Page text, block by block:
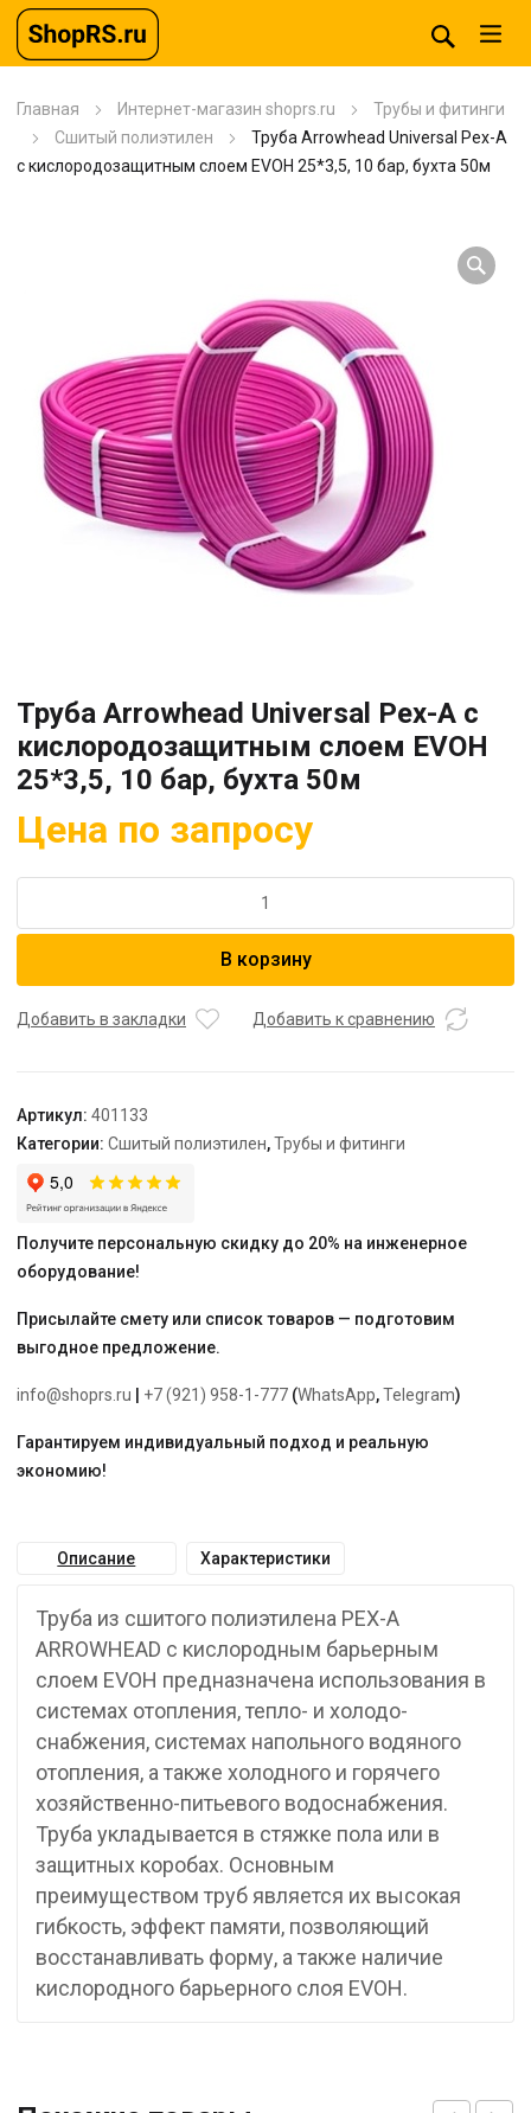
Главная Интернет-магазин shoprs.ru
Трубы и фитинги
Сшитый полиэтилен
Труба Arrowhead Universal Pex-A
с кислородозащитным слоем EVOH 25*3,5, 10 бар, бухта 50м
Труба Arrowhead Universal Pex-A с
кислородозащитным слоем EVOH
25*3,5, 10 бар, бухта 50м
Цена по запросу
Труба
Pex-
слоем
EVOH
25*3,5,
10
бухта
50м
В корзину
Добавить в закладки Добавить к сравнению
Артикул: 401133
Категории: Сшитый полиэтилен,Трубы и фитинги
Получите персональную скидку до 20% на инженерное
оборудование!
Присылайте смету или список товаров — подготовим
выгодное предложение.
info@shoprs.ru +7 (921) 958-1-777 (WhatsApp,Telegram)
Гарантируем индивидуальный подход и реальную
экономию!
Описание Характеристики
Труба из сшитого полиэтилена PEX-A
ARROWHEAD с кислородным барьерным
слоем EVOH предназначена использования в
системах отопления, тепло- и холодо-
снабжения, системах напольного водяного
отопления, а также холодного и горячего
хозяйственно-питьевого водоснабжения.
Труба укладывается в стяжке пола или в
защитных коробах. Основным
преимуществом труб является их высокая
гибкость, эффект памяти, позволяющий
восстанавливать форму, а также наличие
кислородного барьерного слоя EVOH.